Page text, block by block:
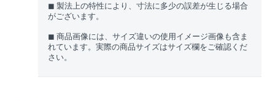
◼︎ 製法上の特性により、寸法に多少の誤差が生じる場合
がございます。
◼︎ 商品画像には、サイズ違いの使用イメージ画像も含ま
れています。実際の商品サイズはサイズ欄をご確認くだ
さい。